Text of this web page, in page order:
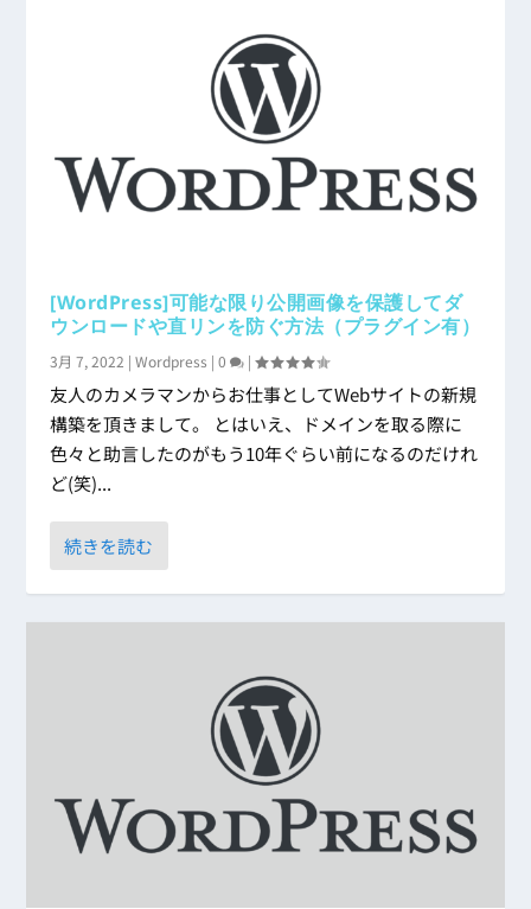
[WordPress]可能な限り公開画像を保護してダ
ウンロードや直リンを防ぐ方法（プラグイン有）
3月 7, 2022 |Wordpress |0 |
友人のカメラマンからお仕事としてWebサイトの新規
構築を頂きまして。 とはいえ、ドメインを取る際に
色々と助言したのがもう10年ぐらい前になるのだけれ
ど(笑)...
続きを読む